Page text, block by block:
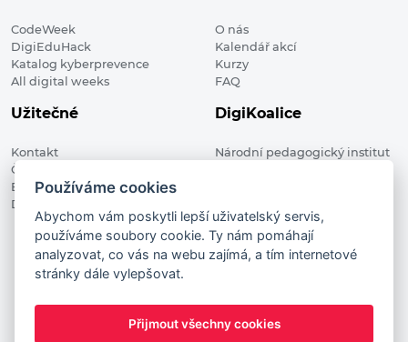
CodeWeek
DigiEduHack
Katalog kyberprevence
All digital weeks
O nás
Kalendář akcí
Kurzy
FAQ
Užitečné
Kontakt
Členské organizace
Blog
Digitalizace ve vzdělávání
DigiKoalice
Národní pedagogický institut
DigiKoalice 2021. All rights reserved
Vstup do administrace
This project has received funding from the European
Commission Innovation and Networks Executive Agency (now
Používáme cookies
Abychom vám poskytli lepší uživatelský servis,
používáme soubory cookie. Ty nám pomáhají
analyzovat, co vás na webu zajímá, a tím internetové
stránky dále vylepšovat.
Přijmout všechny cookies